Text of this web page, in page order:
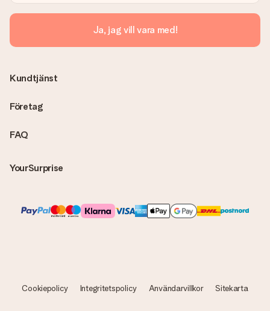
Skickas fakturan tillsammans med produkten?
Ingen faktura skickas med själva produkten. Din faktura
skickas alltid med e-postbekräftelsen och du hittar även dina
Ja, jag vill vara med!
FAQ
YourSurprise
Kundtjänst
Företag
Cookiepolicy Integritetspolicy Användarvillkor Sitekarta